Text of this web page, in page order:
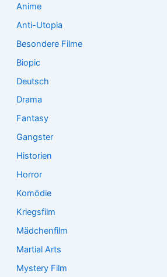
Anime
Anti-Utopia
Besondere Filme
Biopic
Deutsch
Drama
Fantasy
Gangster
Historien
Horror
Komödie
Kriegsfilm
Mädchenfilm
Martial Arts
Mystery Film